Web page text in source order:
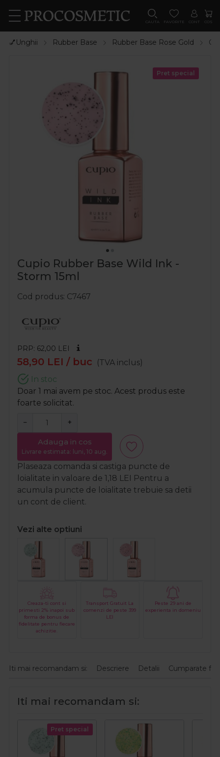
CAUTA FAVORITE CONT COS
💅Unghii Rubber Base Rubber Base Rose Gold
Pret special
Cupio Rubber Base Wild Ink -
Storm 15ml
Cod produs C7467
PRP: 62,00 LEI
58,90 LEI / buc
(TVA inclus)
In stoc
Doar 1 mai avem pe stoc. Acest produs este
foarte solicitat.
− +
Adauga in cos
Livrare estimata: luni, 10 aug.
Plaseaza comanda si castiga puncte de
loialitate in valoare de 1,18 LEI Pentru a
acumula puncte de loialitate trebuie sa detii
un cont de client.
Vezi alte optiuni
Creaza-ti cont si
primesti 2% inapoi sub
forma de bonus de
fidelitate pentru fiecare
achizitie.
Transport Gratuit La
comenzi de peste 399
LEI
Peste 29 ani de
experienta in domeniu
Iti mai recomandam si: Descriere Detalii Cumparate
Iti mai recomandam si:
Pret special